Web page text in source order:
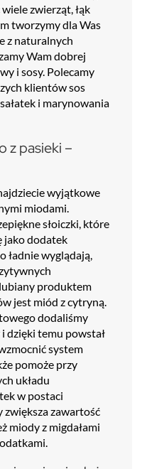
zwierząt, łąk
tworzymy dla Was
z naturalnych
Wam dobrej
i sosy. Polecamy
klientów sos
i marynowania
z pasieki –
wyjątkowe
miodami.
słoiczki, które
jako dodatek
ładnie wyglądają,
produktem
jest miód z cytryną.
dodaliśmy
dzięki temu powstał
system
pomoże przy
układu
w postaci
zawartość
miody z migdałami